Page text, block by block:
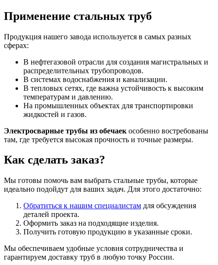
Применение стальных труб
Продукция нашего завода используется в самых разных
сферах:
В нефтегазовой отрасли для создания магистральных и
распределительных трубопроводов.
В системах водоснабжения и канализации.
В тепловых сетях, где важна устойчивость к высоким
температурам и давлению.
На промышленных объектах для транспортировки
жидкостей и газов.
Электросварные трубы из обечаек особенно востребованы
там, где требуется высокая прочность и точные размеры.
Как сделать заказ?
Мы готовы помочь вам выбрать стальные трубы, которые
идеально подойдут для ваших задач. Для этого достаточно:
Обратиться к нашим специалистам для обсуждения
деталей проекта.
Оформить заказ на подходящие изделия.
Получить готовую продукцию в указанные сроки.
Мы обеспечиваем удобные условия сотрудничества и
гарантируем доставку труб в любую точку России.